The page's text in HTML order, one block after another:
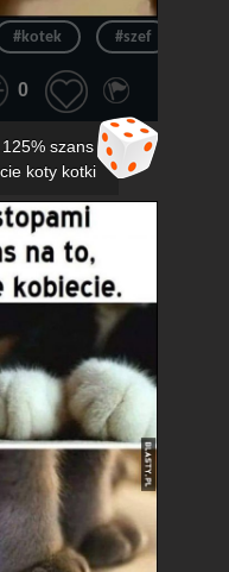
#kotek #szef
0
szans
koty kotki